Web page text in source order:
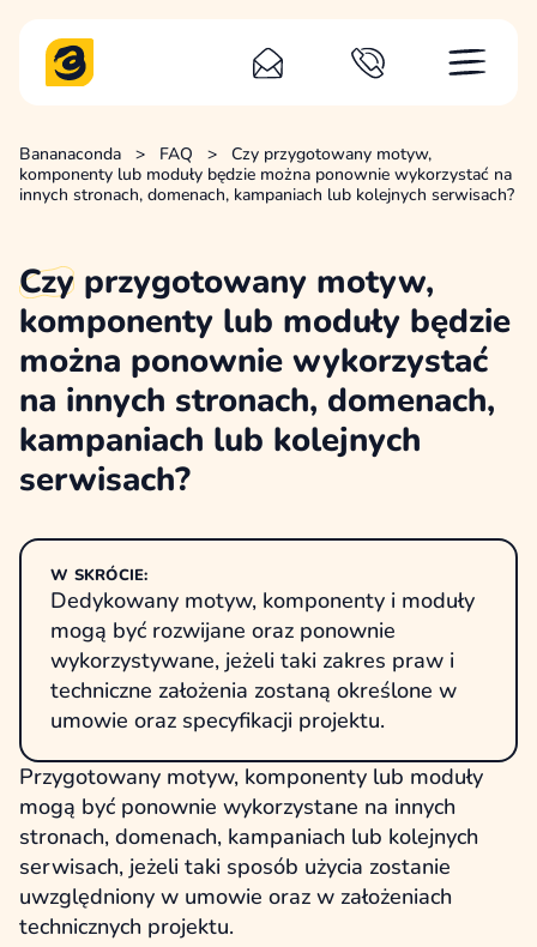
Bananaconda > FAQ >
Czy przygotowany motyw,
komponenty lub moduły będzie można ponownie wykorzystać na
innych stronach, domenach, kampaniach lub kolejnych serwisach?
Czy przygotowany motyw,
komponenty lub moduły będzie
można ponownie wykorzystać
na innych stronach, domenach,
kampaniach lub kolejnych
serwisach?
W SKRÓCIE:
Dedykowany motyw, komponenty i moduły
mogą być rozwijane oraz ponownie
wykorzystywane, jeżeli taki zakres praw i
techniczne założenia zostaną określone w
umowie oraz specyfikacji projektu.
Przygotowany motyw, komponenty lub moduły
mogą być ponownie wykorzystane na innych
stronach, domenach, kampaniach lub kolejnych
serwisach, jeżeli taki sposób użycia zostanie
uwzględniony w umowie oraz w założeniach
technicznych projektu.